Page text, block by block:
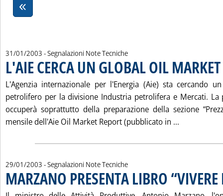
31/01/2003 - Segnalazioni Note Tecniche
L'AIE CERCA UN GLOBAL OIL
L'Agenzia internazionale per l'Energia (Aie) sta cercando
petrolifero per la divisione Industria petrolifera e Mercati. La
occuperà soprattutto della preparazione della sezione
mensile dell'Aie Oil Market Report (pubblicato in ...
29/01/2003 - Segnalazioni Note Tecniche
MARZANO PRESENTA LIBRO